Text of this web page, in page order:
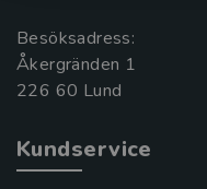
Besöksadress:
Åkergränden 1
Kundservice